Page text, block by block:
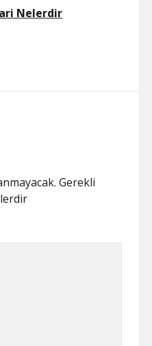
Nelerdir
Gerekli